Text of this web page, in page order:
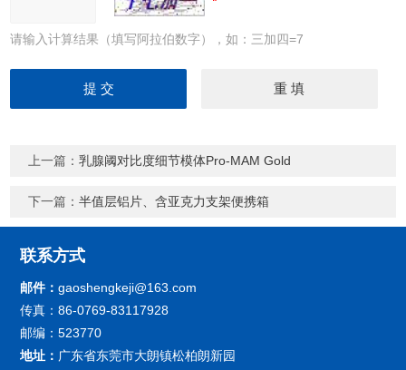
请输入计算结果（填写阿拉伯数字），如：三加四=7
上一篇：乳腺阈对比度细节模体Pro-MAM Gold
下一篇：半值层铝片、含亚克力支架便携箱
联系方式
邮件：gaoshengkeji@163.com
传真：86-0769-83117928
邮编：523770
地址： 广东省东莞市大朗镇松柏朗新园